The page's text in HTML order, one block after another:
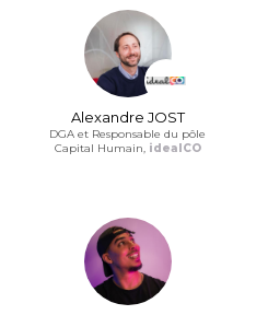
Alexandre JOST
DGA et Responsable du pôle
Capital Humain, idealCO